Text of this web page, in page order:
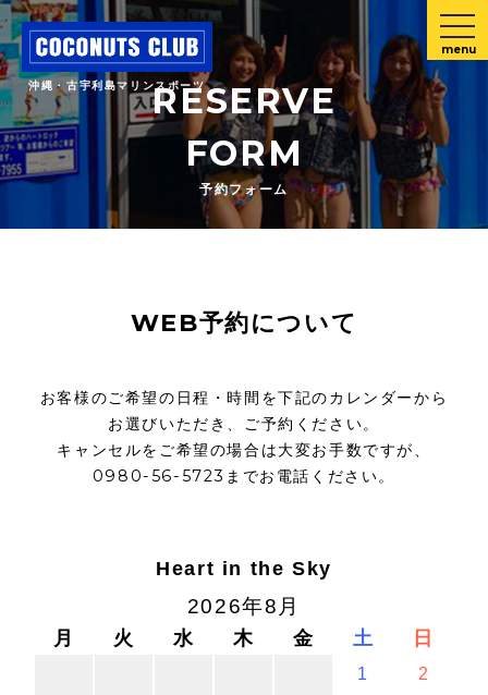
沖縄・古宇利島マリンスポーツ
menu
RESERVE
FORM
予約フォーム
WEB予約について
お客様のご希望の日程・時間を下記のカレンダーから
お選びいただき、ご予約ください。
キャンセルをご希望の場合は大変お手数ですが、
0980-56-5723までお電話ください。
Heart in the Sky
2026年8月
月 火 水 木 金 土 日
1 2